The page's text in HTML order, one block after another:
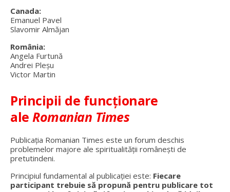
Canada:
Emanuel Pavel
Slavomir Almăjan
România:
Angela Furtună
Andrei Pleșu
Victor Martin
Principii de funcționare
ale Romanian Times
Publicația Romanian Times este un forum deschis
problemelor majore ale spiritualității românești de
pretutindeni.
Principiul fundamental al publicației este: Fiecare
participant trebuie să propună pentru publicare tot